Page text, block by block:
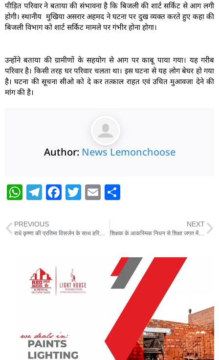
पीड़ित परिवार ने बताया की संभावना है कि बिजली की शार्ट सर्किट से आग लगी
होगी। स्थानीय मुखिया असरार अहमद ने घटना पर दुख व्यक्त करते हुए कहा की
बिजली विभाग को शार्ट सर्किट मामले पर गंभीर होना होगा।
उन्होंने बताया की ग्रामीणों के सहयोग से आग पर काबू पाया गया। यह गरीब
परिवार है। किसी तरह घर परिवार चलता था। इस घटना से यह लोग बेघर हो गया
है। घटना की सूचना सीओ को दे कर तत्काल राहत एवं उचित मुआवजा देने की
मांग की है।
Author: News Lemonchoose
W
at
s
p
T
e
g
m
F
e
o
o
T
er
E
ai
l e
PREVIOUS
राधे कृष्णा की प्रतिमा विसर्जन के साथ हरिनाम संकीर्तन संपन्न
NEXT
शिक्षक के आकस्मिक निधन से शिक्षा जगत में शोक की लहर,शोक संवेदना व्यक्त